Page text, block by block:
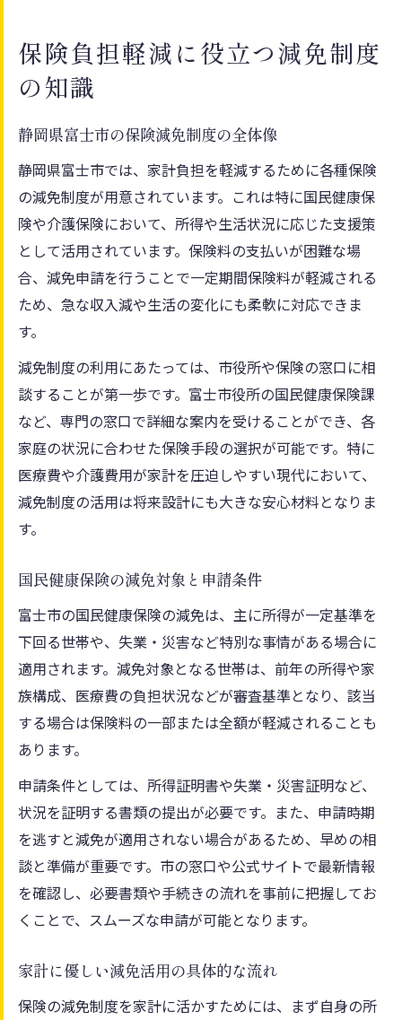
保険負担軽減に役立つ減免制度
の知識
静岡県富士市の保険減免制度の全体像
静岡県富士市では、家計負担を軽減するために各種保険
の減免制度が用意されています。これは特に国民健康保
険や介護保険において、所得や生活状況に応じた支援策
として活用されています。保険料の支払いが困難な場
合、減免申請を行うことで一定期間保険料が軽減される
ため、急な収入減や生活の変化にも柔軟に対応できま
す。
減免制度の利用にあたっては、市役所や保険の窓口に相
談することが第一歩です。富士市役所の国民健康保険課
など、専門の窓口で詳細な案内を受けることができ、各
家庭の状況に合わせた保険手段の選択が可能です。特に
医療費や介護費用が家計を圧迫しやすい現代において、
減免制度の活用は将来設計にも大きな安心材料となりま
す。
国民健康保険の減免対象と申請条件
富士市の国民健康保険の減免は、主に所得が一定基準を
下回る世帯や、失業・災害など特別な事情がある場合に
適用されます。減免対象となる世帯は、前年の所得や家
族構成、医療費の負担状況などが審査基準となり、該当
する場合は保険料の一部または全額が軽減されることも
あります。
申請条件としては、所得証明書や失業・災害証明など、
状況を証明する書類の提出が必要です。また、申請時期
を逃すと減免が適用されない場合があるため、早めの相
談と準備が重要です。市の窓口や公式サイトで最新情報
を確認し、必要書類や手続きの流れを事前に把握してお
くことで、スムーズな申請が可能となります。
家計に優しい減免活用の具体的な流れ
保険の減免制度を家計に活かすためには、まず自身の所